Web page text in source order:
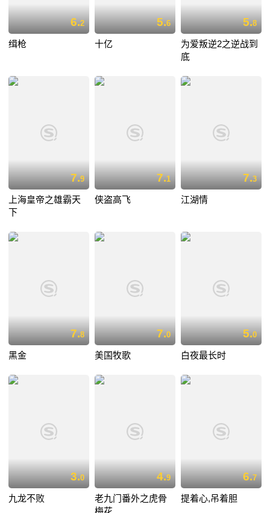
6.2
缉枪
5.6
十亿
5.8
为爱叛逆2之逆战到
底
7.9
上海皇帝之雄霸天
下
7.1
侠盗高飞
7.3
江湖情
7.8
黑金
7.0
美国牧歌
5.0
白夜最长时
3.0
九龙不败
4.9
老九门番外之虎骨
6.7
提着心,吊着胆